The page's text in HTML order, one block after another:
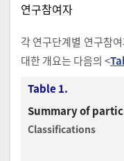
연구참여자
각 연구단계별 연구참
대한 개요는 다음의 <
Table 1.
Summary of
Classifications